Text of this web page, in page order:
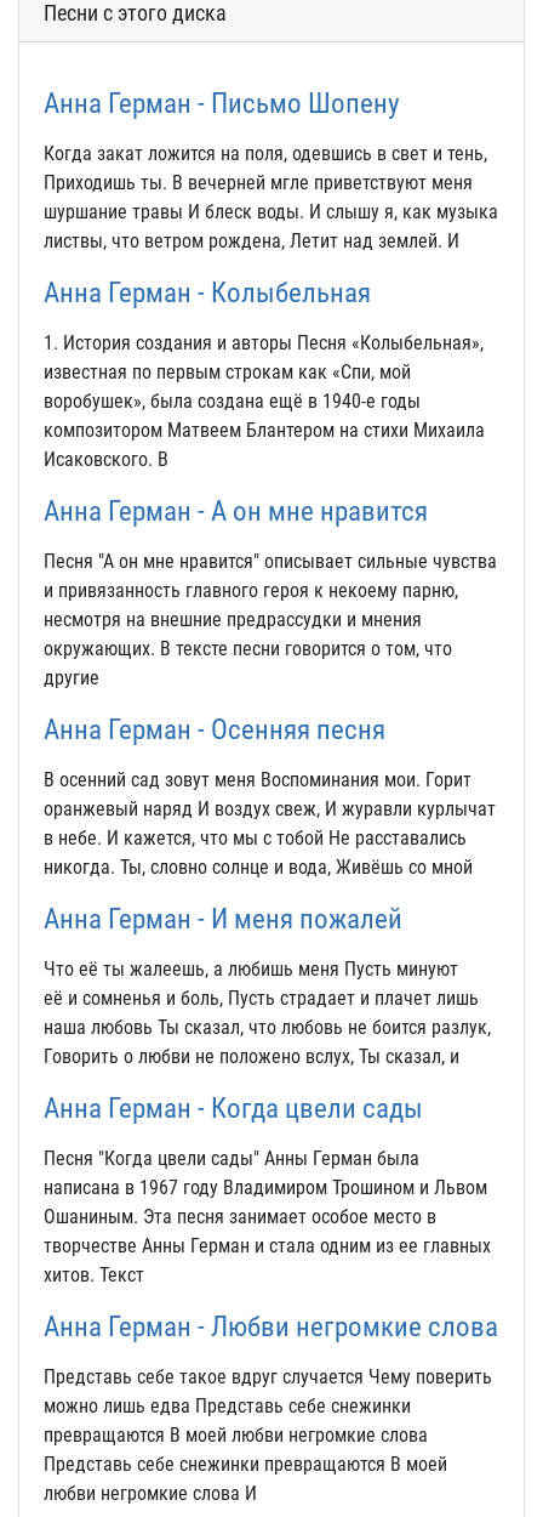
Песни с этого диска
Анна Герман - Письмо Шопену
Когда закат ложится на поля, одевшись в свет и тень,
Приходишь ты. В вечерней мгле приветствуют меня
шуршание травы И блеск воды. И слышу я, как музыка
листвы, что ветром рождена, Летит над землей. И
Анна Герман - Колыбельная
1. История создания и авторы Песня «Колыбельная»,
известная по первым строкам как «Спи, мой
воробушек», была создана ещё в 1940-е годы
композитором Матвеем Блантером на стихи Михаила
Исаковского. В
Анна Герман - А он мне нравится
Песня "А он мне нравится" описывает сильные чувства
и привязанность главного героя к некоему парню,
несмотря на внешние предрассудки и мнения
окружающих. В тексте песни говорится о том, что
другие
Анна Герман - Осенняя песня
В осенний сад зовут меня Воспоминания мои. Горит
оранжевый наряд И воздух свеж, И журавли курлычат
в небе. И кажется, что мы с тобой Не расставались
никогда. Ты, словно солнце и вода, Живёшь со мной
Анна Герман - И меня пожалей
Что её ты жалеешь, а любишь меня Пусть минуют
её и сомненья и боль, Пусть страдает и плачет лишь
наша любовь Ты сказал, что любовь не боится разлук,
Говорить о любви не положено вслух, Ты сказал, и
Анна Герман - Когда цвели сады
Песня "Когда цвели сады" Анны Герман была
написана в 1967 году Владимиром Трошином и Львом
Ошаниным. Эта песня занимает особое место в
творчестве Анны Герман и стала одним из ее главных
хитов. Текст
Анна Герман - Любви негромкие слова
Представь себе такое вдруг случается Чему поверить
можно лишь едва Представь себе снежинки
превращаются В моей любви негромкие слова
Представь себе снежинки превращаются В моей
любви негромкие слова И